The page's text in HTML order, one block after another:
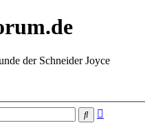
der Schneider Joyce
Suche